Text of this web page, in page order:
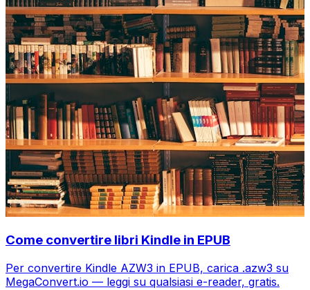
Come convertire libri Kindle in EPUB
Per convertire Kindle AZW3 in EPUB, carica .azw3 su
MegaConvert.io — leggi su qualsiasi e-reader, gratis.